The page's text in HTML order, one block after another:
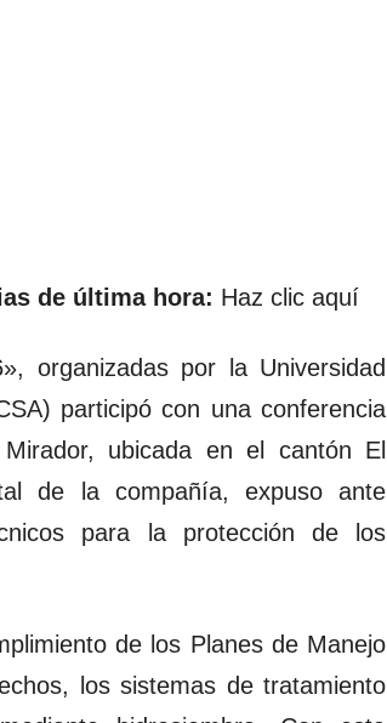
de última hora: Haz clic aquí
organizadas por la Universidad
participó con una conferencia
ubicada en el cantón El
de la compañía, expuso ante
para la protección de los
de los Planes de Manejo
los sistemas de tratamiento